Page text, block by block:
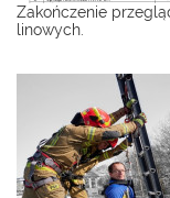
Zakończenie
linowych.